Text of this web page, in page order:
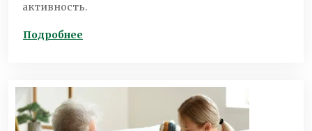
активность.
Подробнее